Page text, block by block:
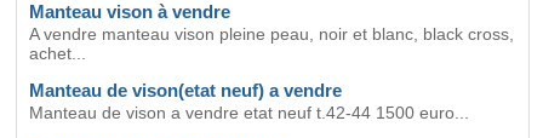
Manteau vison à vendre
A vendre manteau vison pleine peau, noir et blanc, black cross,
achet...
Manteau de vison(etat neuf) a vendre
Manteau de vison a vendre etat neuf t.42-44 1500 euro...